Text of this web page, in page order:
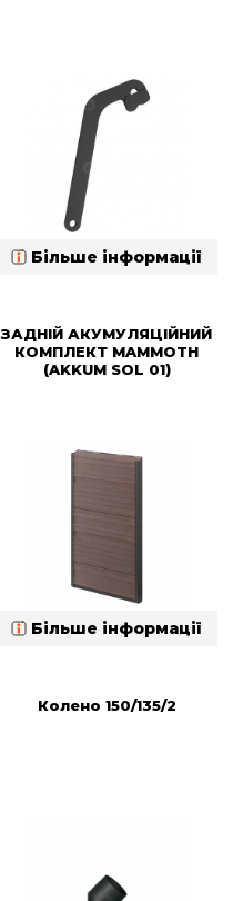
Більше інформації
ЗАДНІЙ АКУМУЛЯЦІЙНИЙ
КОМПЛЕКТ MAMMOTH
(AKKUM SOL 01)
Більше інформації
Колено 150/135/2